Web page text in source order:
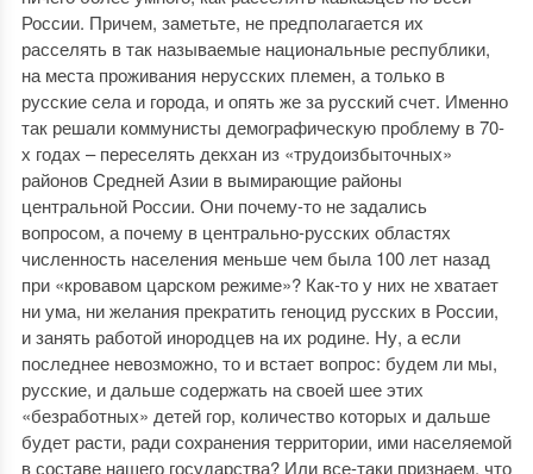
России. Причем, заметьте, не предполагается их
расселять в так называемые национальные республики,
на места проживания нерусских племен, а только в
русские села и города, и опять же за русский счет. Именно
так решали коммунисты демографическую проблему в 70-
х годах – переселять декхан из «трудоизбыточных»
районов Средней Азии в вымирающие районы
центральной России. Они почему-то не задались
вопросом, а почему в центрально-русских областях
численность населения меньше чем была 100 лет назад
при «кровавом царском режиме»? Как-то у них не хватает
ни ума, ни желания прекратить геноцид русских в России,
и занять работой инородцев на их родине. Ну, а если
последнее невозможно, то и встает вопрос: будем ли мы,
русские, и дальше содержать на своей шее этих
«безработных» детей гор, количество которых и дальше
будет расти, ради сохранения территории, ими населяемой
в составе нашего государства? Или все-таки признаем, что